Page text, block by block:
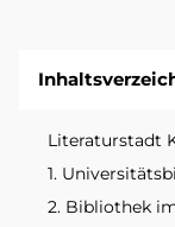
Literaturstadt
1.
2. Bibliothek